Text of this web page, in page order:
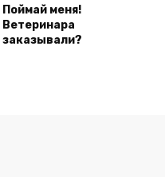
Поймай меня!
Ветеринара
заказывали?